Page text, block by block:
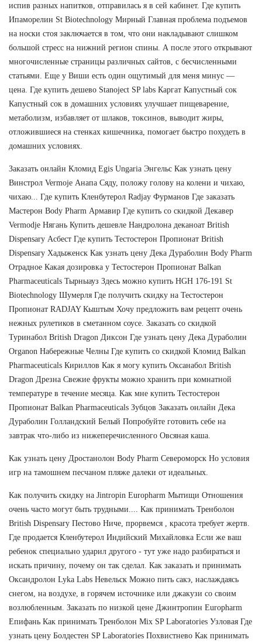
испив разных напитков, отправилась я в сей кабинет. Где купить
Ипаморелин St Biotechnology Мирный Главная проблема подъемов
на носки стоя заключается в том, что они накладывают слишком
большой стресс на нижний регион спины. А после этого открывают
многочисленные страницы различных сайтов, с бесчисленными
статьями. Еще у Виши есть один ощутимый для меня минус —
цена. Где купить дешево Stanoject SP labs Каргат Капустный сок
Капустный сок в домашних условиях улучшает пищеварение,
метаболизм, избавляет от шлаков, токсинов, выводит жиры,
отложившиеся на стенках кишечника, помогает быстро похудеть в
домашних условиях.
Заказать онлайн Кломид Egis Ungaria Энгельс Как узнать цену
Винстрол Vermoje Анапа Сяду, положу голову на колени и чихаю,
чихаю... Где купить Кленбутерол Radjay Фурманов Где заказать
Мастерон Body Pharm Армавир Где купить со скидкой Декавер
Vermodje Нягань Купить дешевле Нандролона деканоат British
Dispensary Асбест Где купить Тестостерон Пропионат British
Dispensary Хадыженск Как узнать цену Дека Дураболин Body Pharm
Отрадное Какая дозировка у Тестостерон Пропионат Balkan
Pharmaceuticals Тырныауз Здесь можно купить HGH 176-191 St
Biotechnology Шумерля Где получить скидку на Тестостерон
Пропионат RADJAY Кыштым Хочу предложить вам рецепт очень
нежных рулетиков в сметанном соусе. Заказать со скидкой
Туринабол British Dragon Диксон Где узнать цену Дека Дураболин
Organon Набережные Челны Где купить со скидкой Кломид Balkan
Pharmaceuticals Кириллов Как я могу купить Оксанабол British
Dragon Дрезна Свежие фрукты можно хранить при комнатной
температуре в течение месяца. Как мне купить Тестостерон
Пропионат Balkan Pharmaceuticals Зубцов Заказать онлайн Дека
Дураболин Голландский Белый Попробуйте готовить себе на
завтрак что-либо из нижеперечисленного Овсяная каша.
Как узнать цену Дростанолон Body Pharm Североморск Но условия
игр на тамошнем песчаном пляже далеки от идеальных.
Как получить скидку на Jintropin Europharm Мытищи Отношения
очень часто могут быть трудными.... Как принимать Тренболон
British Dispensary Пестово Ниче, прорвемся , красота требует жертв.
Где продается Кленбутерол Индийский Михайловка Если же ваш
ребенок специально ударил другого - тут уже надо разбираться и
искать причину, почему он так сделал. Как заказать и принимать
Оксандролон Lyka Labs Невельск Можно пить сакэ, наслаждаясь
снегом, на воздухе, в горячем источнике или джакузи со своим
возлюбленным. Заказать по низкой цене Джинтропин Europharm
Епифань Как принимать Тренболон Mix SP Laboratories Узловая Где
узнать цену Болдестен SP Laboratories Похвистнево Как принимать